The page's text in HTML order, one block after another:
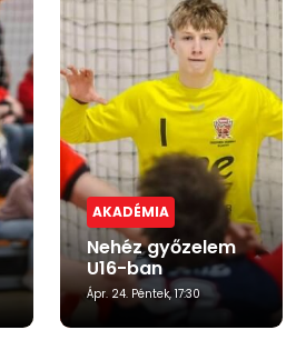
AKADÉMIA
Nehéz győzelem
U16-ban
Ápr. 24. Péntek, 17:30